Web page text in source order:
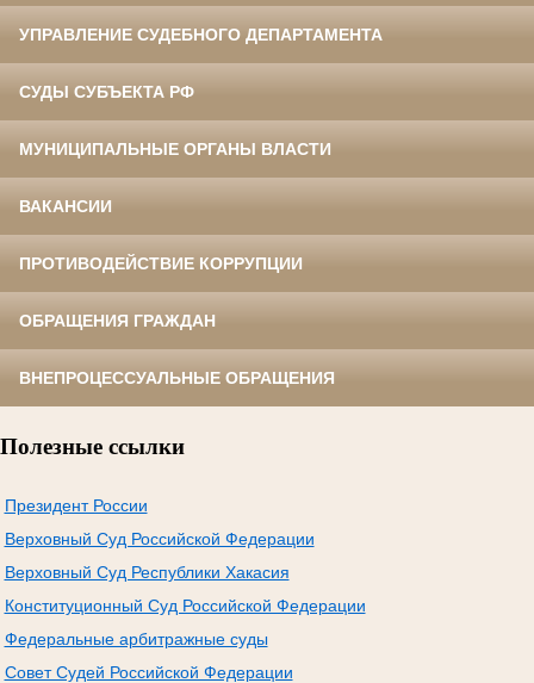
УПРАВЛЕНИЕ СУДЕБНОГО ДЕПАРТАМЕНТА
СУДЫ СУБЪЕКТА РФ
МУНИЦИПАЛЬНЫЕ ОРГАНЫ ВЛАСТИ
ВАКАНСИИ
ПРОТИВОДЕЙСТВИЕ КОРРУПЦИИ
ОБРАЩЕНИЯ ГРАЖДАН
ВНЕПРОЦЕССУАЛЬНЫЕ ОБРАЩЕНИЯ
Полезные ссылки
Президент России
Верховный Суд Российской Федерации
Верховный Суд Республики Хакасия
Конституционный Суд Российской Федерации
Федеральные арбитражные суды
Совет Судей Российской Федерации